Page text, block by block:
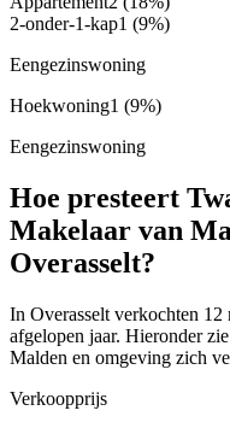
2-onder-1-kap1 (9%)
Eengezinswoning
Hoekwoning1 (9%)
Eengezinswoning
Hoe presteert
Makelaar van
Overasselt?
In Overasselt verkochten 12
afgelopen jaar. Hieronder
Malden en omgeving zich
Verkoopprijs